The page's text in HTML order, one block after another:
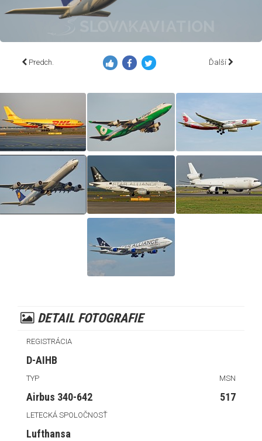
Predch. Ďalší
DETAIL FOTOGRAFIE
REGISTRÁCIA
D-AIHB
TYP MSN
Airbus 340-642 517
LETECKÁ SPOLOČNOSŤ
Lufthansa